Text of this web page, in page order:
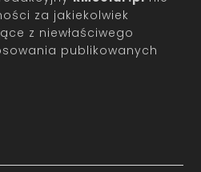
za jakiekolwiek
z niewłaściwego
publikowanych